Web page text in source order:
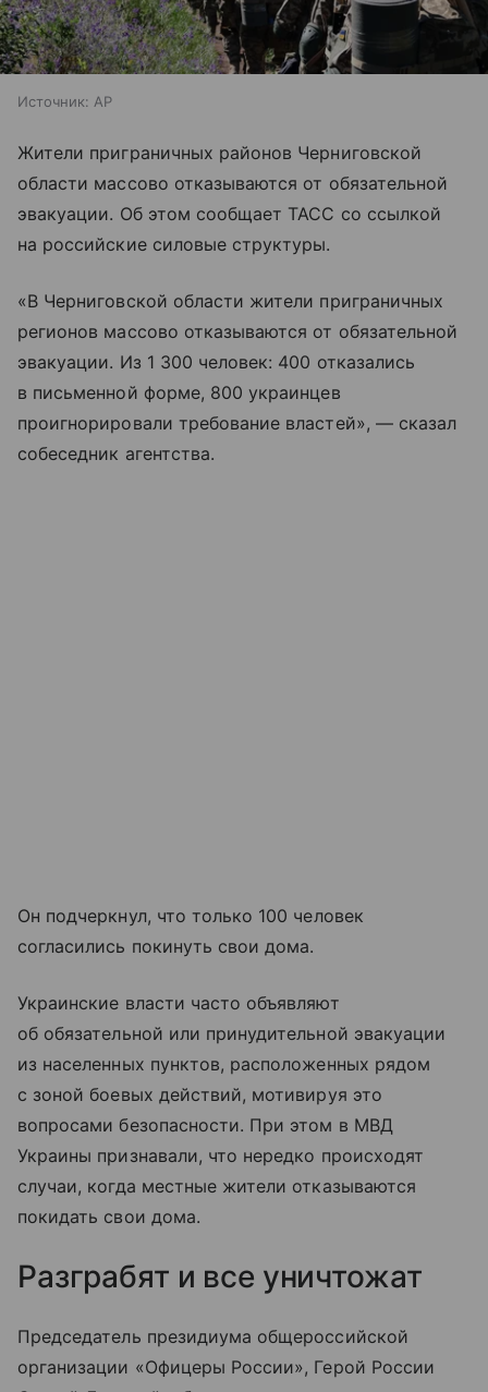
Источник: AP
Жители приграничных районов Черниговской
области массово отказываются от обязательной
эвакуации. Об этом сообщает ТАСС со ссылкой
на российские силовые структуры.
«В Черниговской области жители приграничных
регионов массово отказываются от обязательной
эвакуации. Из 1 300 человек: 400 отказались
в письменной форме, 800 украинцев
проигнорировали требование властей», — сказал
собеседник агентства.
Он подчеркнул, что только 100 человек
согласились покинуть свои дома.
Украинские власти часто объявляют
об обязательной или принудительной эвакуации
из населенных пунктов, расположенных рядом
с зоной боевых действий, мотивируя это
вопросами безопасности. При этом в МВД
Украины признавали, что нередко происходят
случаи, когда местные жители отказываются
покидать свои дома.
Разграбят и все уничтожат
Председатель президиума общероссийской
организации «Офицеры России», Герой России